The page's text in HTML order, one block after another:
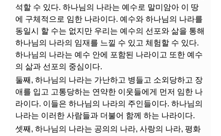
석할 수 있다. 하나님의 나라는 예수로 말미암아 이 땅
에 구체적으로 임한 나라이다. 예수와 하나님의 나라를
동일시 할 수는 없지만 우리는 예수의 선포와 삶을 통해
하나님의 나라의 임재를 느낄 수 있고 체험할 수 있다.
하나님의 나라는 예수 안에 포함된 나라이고 또한 예수
의 삶과 선포의 중심이다.
둘째, 하나님의 나라는 가난하고 병들고 소외당하고 장
애를 입고 고통당하는 연약한 이웃들에게 먼저 임한 나
라이다. 이들은 하나님의 나라의 주인들이다. 하나님의
나라는 이러한 사람들과 더불어 함께 하는 나라이다.
셋째, 하나님의 나라는 공의의 나라, 사랑의 나라, 평화